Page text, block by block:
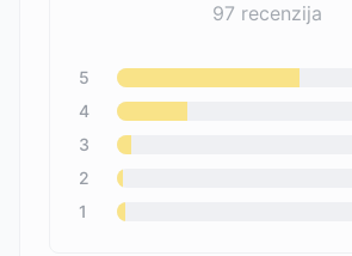
97 recenzija
5
4
3
2
1